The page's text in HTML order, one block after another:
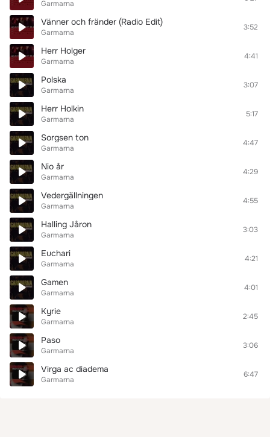
Garmarna
Vänner och fränder (Radio Edit)
Garmarna
3:52
Herr Holger
Garmarna
4:41
Polska
Garmarna
3:07
Herr Holkin
Garmarna
5:17
Sorgsen ton
Garmarna
4:47
Nio år
Garmarna
4:29
Vedergällningen
Garmarna
4:55
Halling Jåron
Garmarna
3:03
Euchari
Garmarna
4:21
Gamen
Garmarna
4:01
Kyrie
Garmarna
2:45
Paso
Garmarna
3:06
Virga ac diadema
Garmarna
6:47